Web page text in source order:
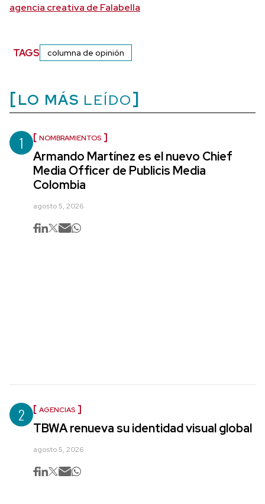
agencia creativa de Falabella
TAGS columna de opinión
LO MÁS LEÍDO
1 NOMBRAMIENTOS
Armando Martínez es el nuevo Chief
Media Officer de Publicis Media
Colombia
agosto 5, 2026
2 AGENCIAS
TBWA renueva su identidad visual global
agosto 5, 2026